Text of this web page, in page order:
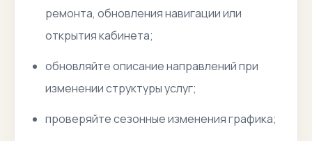
ремонта, обновления навигации или
открытия кабинета;
обновляйте описание направлений при
изменении структуры услуг;
проверяйте сезонные изменения графика;